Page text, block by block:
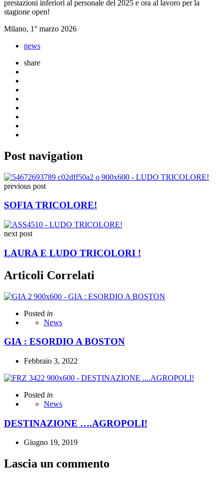
prestazioni inferiori al personale del 2025 e ora al lavoro per la
stagione open!
Milano, 1° marzo 2026
news
share
Post navigation
previous post
SOFIA TRICOLORE!
next post
LAURA E LUDO TRICOLORI !
Articoli Correlati
Posted in
News
GIA : ESORDIO A BOSTON
Febbraio 3, 2022
Posted in
News
DESTINAZIONE ….AGROPOLI!
Giugno 19, 2019
Lascia un commento